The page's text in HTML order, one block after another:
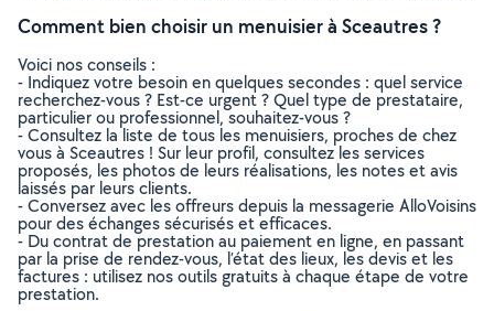
Comment bien choisir un menuisier à Sceautres ?
Voici nos conseils :
- Indiquez votre besoin en quelques secondes : quel service
recherchez-vous ? Est-ce urgent ? Quel type de prestataire,
particulier ou professionnel, souhaitez-vous ?
- Consultez la liste de tous les menuisiers, proches de chez
vous à Sceautres ! Sur leur profil, consultez les services
proposés, les photos de leurs réalisations, les notes et avis
laissés par leurs clients.
- Conversez avec les offreurs depuis la messagerie AlloVoisins
pour des échanges sécurisés et efficaces.
- Du contrat de prestation au paiement en ligne, en passant
par la prise de rendez-vous, l’état des lieux, les devis et les
factures : utilisez nos outils gratuits à chaque étape de votre
prestation.